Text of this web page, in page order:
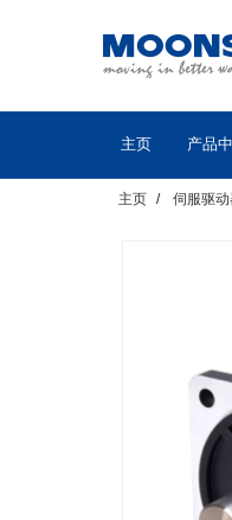
主页 产品
主页 伺服驱